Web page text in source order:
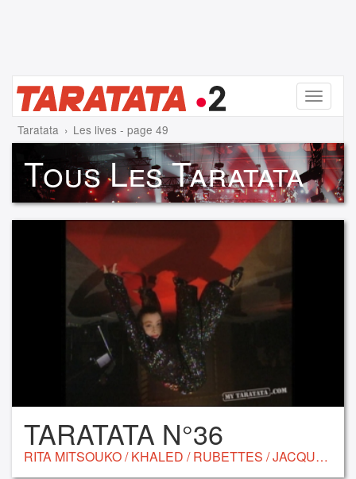
Menu
Taratata Les lives - page 49
Tous Les Taratata
TARATATA N°36
RITA MITSOUKO / KHALED / RUBETTES / JACQUES HIGELIN / BRIGITTE FONTAINE / ARESKI / I AM / CÉSARIA EVORA